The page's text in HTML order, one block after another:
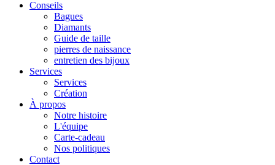
Conseils
Bagues
Diamants
Guide de taille
pierres de naissance
entretien des bijoux
Services
Services
Création
À propos
Notre histoire
L'équipe
Carte-cadeau
Nos politiques
Contact